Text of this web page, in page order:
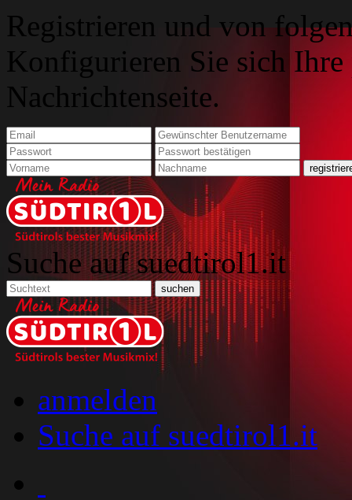
Registrieren und von
Konfigurieren Sie sich
Nachrichtenseite.
Suche auf suedtirol1.it
anmelden
Suche auf suedtirol1.it